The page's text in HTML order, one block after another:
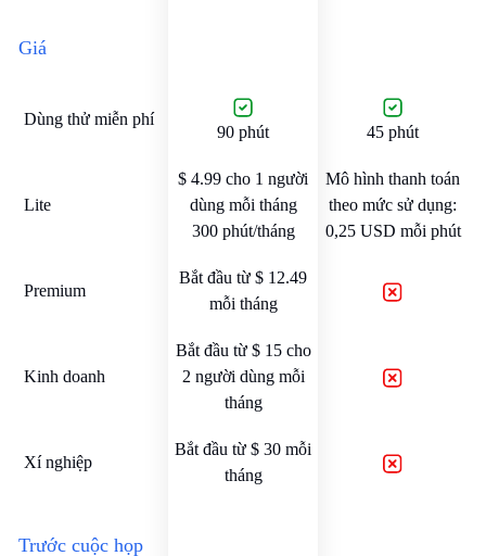
Giá
Dùng thử miễn phí
90 phút 45 phút
Lite
$ 4.99 cho 1 người
dùng mỗi tháng
300 phút/tháng
Mô hình thanh toán
theo mức sử dụng:
0,25 USD mỗi phút
Premium
Bắt đầu từ $ 12.49
mỗi tháng
Kinh doanh
Bắt đầu từ $ 15 cho
2 người dùng mỗi
tháng
Xí nghiệp
Bắt đầu từ $ 30 mỗi
tháng
Trước cuộc họp